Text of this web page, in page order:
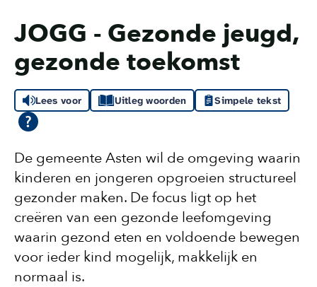
JOGG - Gezonde jeugd,
gezonde toekomst
Lees voor Uitleg woorden Simpele tekst
De gemeente Asten wil de omgeving waarin
kinderen en jongeren opgroeien structureel
gezonder maken. De focus ligt op het
creëren van een gezonde leefomgeving
waarin gezond eten en voldoende bewegen
voor ieder kind mogelijk, makkelijk en
normaal is.